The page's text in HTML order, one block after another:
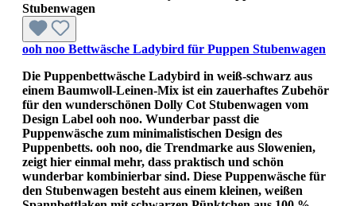
ooh noo Bettwäsche Ladybird für Puppen Stubenwagen
Die Puppenbettwäsche Ladybird in weiß-schwarz aus
einem Baumwoll-Leinen-Mix ist ein zauerhaftes Zubehör
für den wunderschönen Dolly Cot Stubenwagen vom
Design Label ooh noo. Wunderbar passt die
Puppenwäsche zum minimalistischen Design des
Puppenbetts. ooh noo, die Trendmarke aus Slowenien,
zeigt hier einmal mehr, dass praktisch und schön
wunderbar kombinierbar sind. Diese Puppenwäsche für
den Stubenwagen besteht aus einem kleinen, weißen